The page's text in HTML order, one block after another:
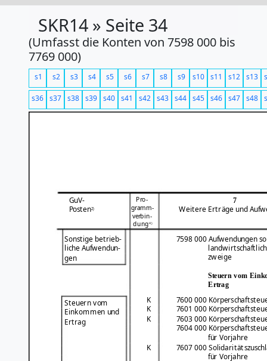
SKR14 » Seite 34
(Umfasst die Konten von 7598 000 bis
7769 000)
s1 s2 s3 s4 s5 s6 s7 s8 s9 s10 s11 s12 s13
s36 s37 s38 s39 s40 s41 s42 s43 s44 s45 s46 s47 s48
GuV- Pro- 7
gramm-
Posten2) Weitere Erträge und
verbin-
dung4)
Sonstige betrieb-
7598 000 Aufwendungen
liche Aufwendun-
gen
zweige
Steuern vom
Ertrag
Steuern vom K
7600 000
K
7601 000
Einkommen und
K 7603 000
Ertrag
7604 000
für Vorjahre
K
7607 000
für Vorjahre